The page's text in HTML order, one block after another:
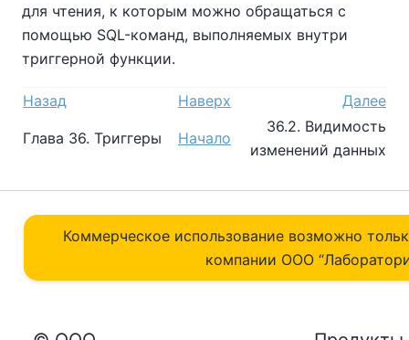
для чтения, к которым можно обращаться с
помощью SQL-команд, выполняемых внутри
триггерной функции.
Назад Наверх Далее
Глава 36. Триггеры Начало
36.2. Видимость
изменений данных
Коммерческое использование возможно
компании ОOO